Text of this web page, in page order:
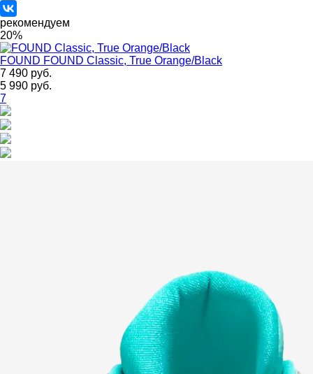
рекомендуем
20%
FOUND FOUND Classic, True Orange/Black
7 490 руб.
5 990 руб.
7